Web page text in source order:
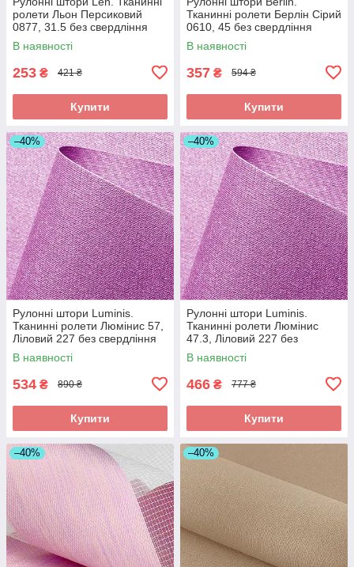
ролети Льон Персиковий
0877, 31.5 без свердління
В наявності
253 ₴ 421 ₴
Купити
Тканинні ролети Берлін Сірий
0610, 45 без свердління
В наявності
357 ₴ 594 ₴
Купити
–40%
Рулонні штори Luminis.
Тканинні ролети Люмінис 57,
Ліловий 227 без свердління
В наявності
534 ₴ 890 ₴
Купити
–40%
Рулонні штори Luminis.
Тканинні ролети Люмінис
47.3, Ліловий 227 без
свердління
В наявності
466 ₴ 777 ₴
Купити
–40% –40%